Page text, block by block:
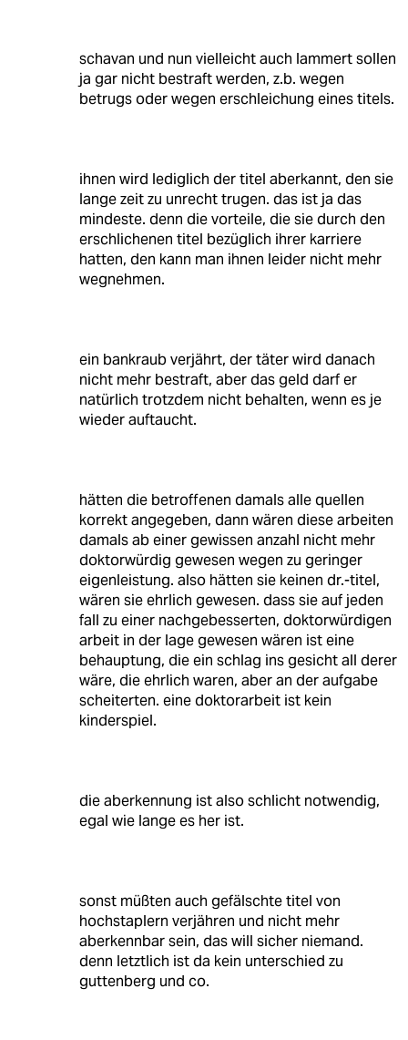
schavan und nun vielleicht auch lammert sollen
ja gar nicht bestraft werden, z.b. wegen
betrugs oder wegen erschleichung eines titels.
ihnen wird lediglich der titel aberkannt, den sie
lange zeit zu unrecht trugen. das ist ja das
mindeste. denn die vorteile, die sie durch den
erschlichenen titel bezüglich ihrer karriere
hatten, den kann man ihnen leider nicht mehr
wegnehmen.
ein bankraub verjährt, der täter wird danach
nicht mehr bestraft, aber das geld darf er
natürlich trotzdem nicht behalten, wenn es je
wieder auftaucht.
hätten die betroffenen damals alle quellen
korrekt angegeben, dann wären diese arbeiten
damals ab einer gewissen anzahl nicht mehr
doktorwürdig gewesen wegen zu geringer
eigenleistung. also hätten sie keinen dr.-titel,
wären sie ehrlich gewesen. dass sie auf jeden
fall zu einer nachgebesserten, doktorwürdigen
arbeit in der lage gewesen wären ist eine
behauptung, die ein schlag ins gesicht all derer
wäre, die ehrlich waren, aber an der aufgabe
scheiterten. eine doktorarbeit ist kein
kinderspiel.
die aberkennung ist also schlicht notwendig,
egal wie lange es her ist.
sonst müßten auch gefälschte titel von
hochstaplern verjähren und nicht mehr
aberkennbar sein, das will sicher niemand.
denn letztlich ist da kein unterschied zu
guttenberg und co.